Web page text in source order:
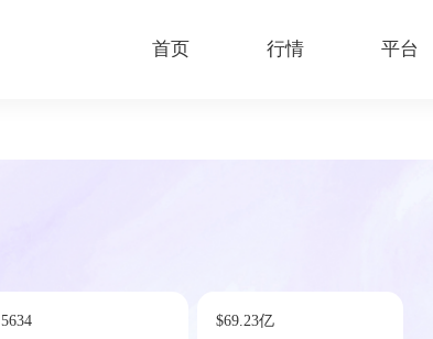
首页 行情 平台
5634 $69.23亿